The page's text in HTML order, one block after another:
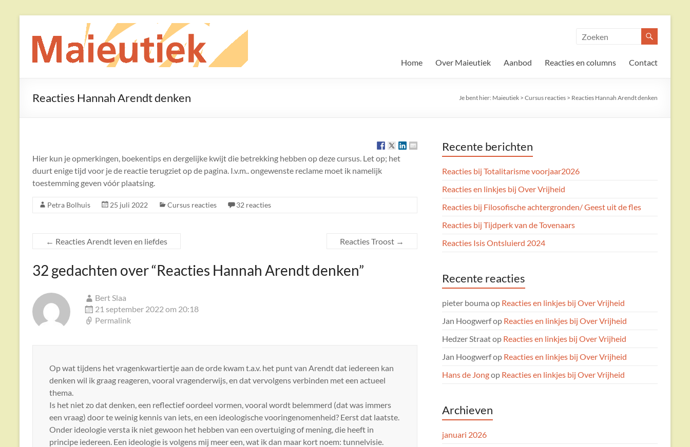
inhoud
Maieutiek
Filosofische
Home Over Maieutiek Aanbod Reacties en columns Contact
Reacties Hannah Arendt denken Je bent hier: Maieutiek > Cursus reacties > Reacties Hannah Arendt denken
Hier kun je opmerkingen, boekentips en dergelijke kwijt die betrekking hebben op deze cursus. Let op; het
duurt enige tijd voor je de reactie terugziet op de pagina. I.v.m.. ongewenste reclame moet ik namelijk
toestemming geven vóór plaatsing.
Petra Bolhuis 25 juli 2022 Cursus reacties 32 reacties
← Reacties Arendt leven en liefdes Reacties Troost →
32 gedachten over “Reacties Hannah Arendt denken”
Bert Slaa
21 september 2022 om 20:18
Permalink
Op wat tijdens het vragenkwartiertje aan de orde kwam t.a.v. het punt van Arendt dat iedereen kan
denken wil ik graag reageren, vooral vragenderwijs, en dat vervolgens verbinden met een actueel
thema.
Is het niet zo dat denken, een reflectief oordeel vormen, vooral wordt belemmerd (dat was immers
een vraag) door te weinig kennis van iets, en een ideologische vooringenomenheid? Eerst dat laatste.
Onder ideologie versta ik niet gewoon het hebben van een overtuiging of mening, die heeft in
principe iedereen. Een ideologie is volgens mij meer een, wat ik dan maar kort noem: tunnelvisie.
Recente berichten
Reacties bij Totalitarisme voorjaar2026
Reacties en linkjes bij Over Vrijheid
Reacties bij Filosofische achtergronden/ Geest uit de fles
Reacties bij Tijdperk van de Tovenaars
Reacties Isis Ontsluierd 2024
Recente reacties
pieter bouma op Reacties en linkjes bij Over Vrijheid
Jan Hoogwerfop Reacties en linkjes bij Over Vrijheid
Hedzer Straatop Reacties en linkjes bij Over Vrijheid
Jan Hoogwerfop Reacties en linkjes bij Over Vrijheid
Hans de Jongop Reacties en linkjes bij Over Vrijheid
Archieven
januari 2026